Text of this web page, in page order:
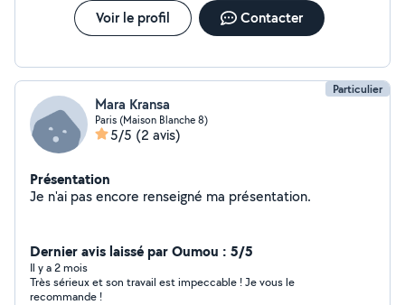
Voir le profil Contacter
Particulier
Mara Kransa
Paris (Maison Blanche 8)
5/5 (2 avis)
Présentation
Je n'ai pas encore renseigné ma présentation.
Dernier avis laissé par Oumou : 5/5
Il y a 2 mois
Très sérieux et son travail est impeccable ! Je vous le
recommande !